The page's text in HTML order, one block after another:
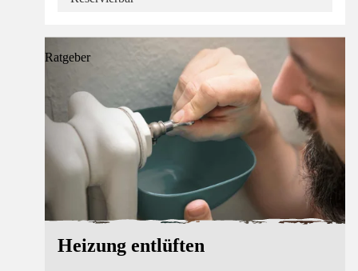
Ratgeber
Heizung entlüften